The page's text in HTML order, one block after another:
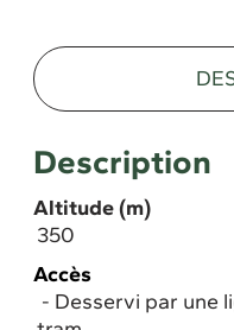
Description
Altitude (m)
350
Accès
Desservi par une